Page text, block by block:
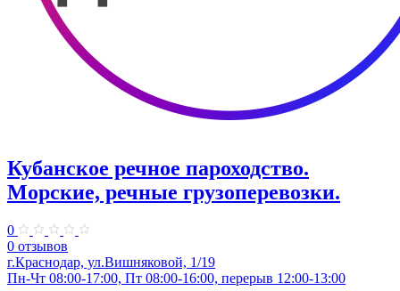
Кубанское речное пароходство.
Морские, речные грузоперевозки.
0
0 отзывов
г.Краснодар, ул.Вишняковой, 1/19
Пн-Чт 08:00-17:00, Пт 08:00-16:00, перерыв 12:00-13:00